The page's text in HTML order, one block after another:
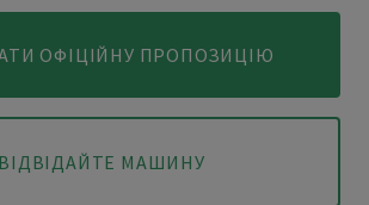
ОФІЦІЙНУ ПРОПОЗИЦІЮ
ВІДВІДАЙТЕ МАШИНУ